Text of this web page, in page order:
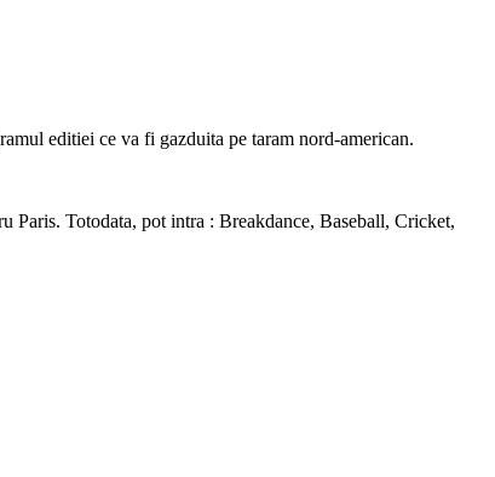
editiei ce va fi gazduita pe taram nord-american.
Paris. Totodata, pot intra : Breakdance, Baseball, Cricket,